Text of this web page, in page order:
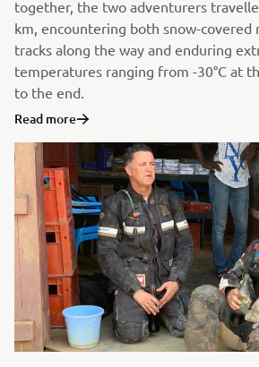
together, the two adventurers
km, encountering both snow-covered
tracks along the way and enduring
temperatures ranging from -30°C at
to the end.
Read more